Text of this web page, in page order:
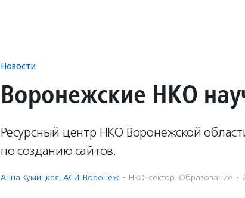
Новости
Воронежские НКО
Ресурсный центр НКО Воронежской
по созданию сайтов.
Анна Кумицкая, АСИ-Воронеж · НКО-сектор, Образование ·